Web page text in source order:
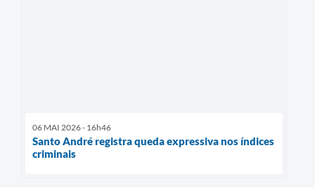
06 MAI 2026 - 16h46
Santo André registra queda expressiva nos índices
criminais